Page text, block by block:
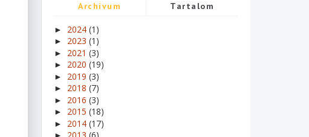
Archívum Tartalom
► 2024 (1)
► 2023 (1)
► 2021 (3)
► 2020 (19)
► 2019 (3)
► 2018 (7)
► 2016 (3)
► 2015 (18)
► 2014 (17)